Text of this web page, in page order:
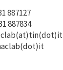
887127
887834